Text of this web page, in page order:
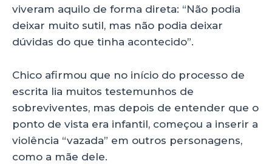
viveram aquilo de forma direta: “Não podia
deixar muito sutil, mas não podia deixar
dúvidas do que tinha acontecido”.
Chico afirmou que no início do processo de
escrita lia muitos testemunhos de
sobreviventes, mas depois de entender que o
ponto de vista era infantil, começou a inserir a
violência “vazada” em outros personagens,
como a mãe dele.